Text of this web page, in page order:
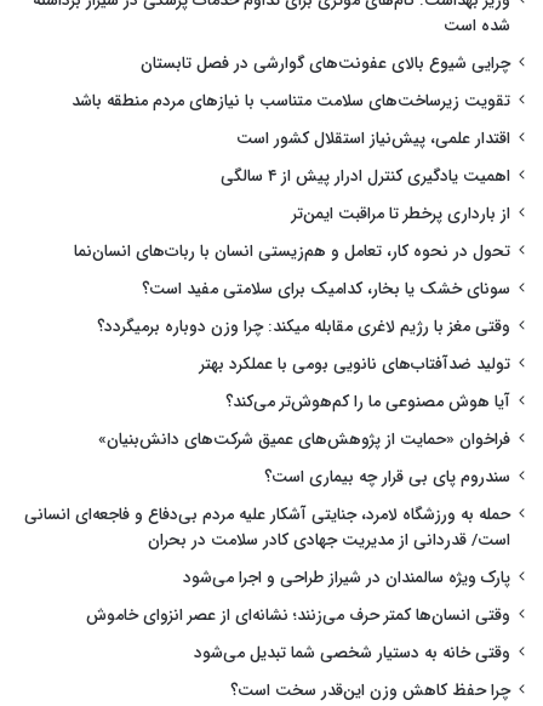
شده است
چرایی شیوع بالای عفونت‌های گوارشی در فصل تابستان
تقویت زیرساخت‌های سلامت متناسب با نیازهای مردم منطقه باشد
اقتدار علمی، پیش‌نیاز استقلال کشور است
اهمیت یادگیری کنترل ادرار پیش از ۴ سالگی
از بارداری پرخطر تا مراقبت ایمن‌تر
تحول در نحوه کار، تعامل و هم‌زیستی انسان با ربات‌های انسان‌نما
سونای خشک یا بخار، کدامیک برای سلامتی مفید است؟
وقتی مغز با رژیم لاغری مقابله میکند: چرا وزن دوباره برمیگردد؟
تولید ضدآفتاب‌های نانویی بومی با عملکرد بهتر
آیا هوش مصنوعی ما را کم‌هوش‌تر می‌کند؟
فراخوان «حمایت از پژوهش‌های عمیق شرکت‌های دانش‌بنیان»
سندروم پای بی قرار چه بیماری است؟
حمله به ورزشگاه لامرد، جنایتی آشکار علیه مردم بی‌دفاع و فاجعه‌ای انسانی
است/ قدردانی از مدیریت جهادی کادر سلامت در بحران
پارک ویژه سالمندان در شیراز طراحی و اجرا می‌شود
وقتی انسان‌ها کمتر حرف می‌زنند؛ نشانه‌ای از عصر انزوای خاموش
وقتی خانه به دستیار شخصی شما تبدیل می‌شود
چرا حفظ کاهش وزن این‌قدر سخت است؟